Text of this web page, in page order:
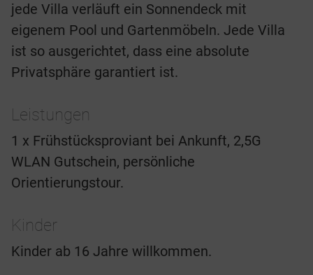
jede Villa verläuft ein Sonnendeck mit
eigenem Pool und Gartenmöbeln. Jede Villa
ist so ausgerichtet, dass eine absolute
Privatsphäre garantiert ist.
Leistungen
1 x Frühstücksproviant bei Ankunft, 2,5G
WLAN Gutschein, persönliche
Orientierungstour.
Kinder
Kinder ab 16 Jahre willkommen.